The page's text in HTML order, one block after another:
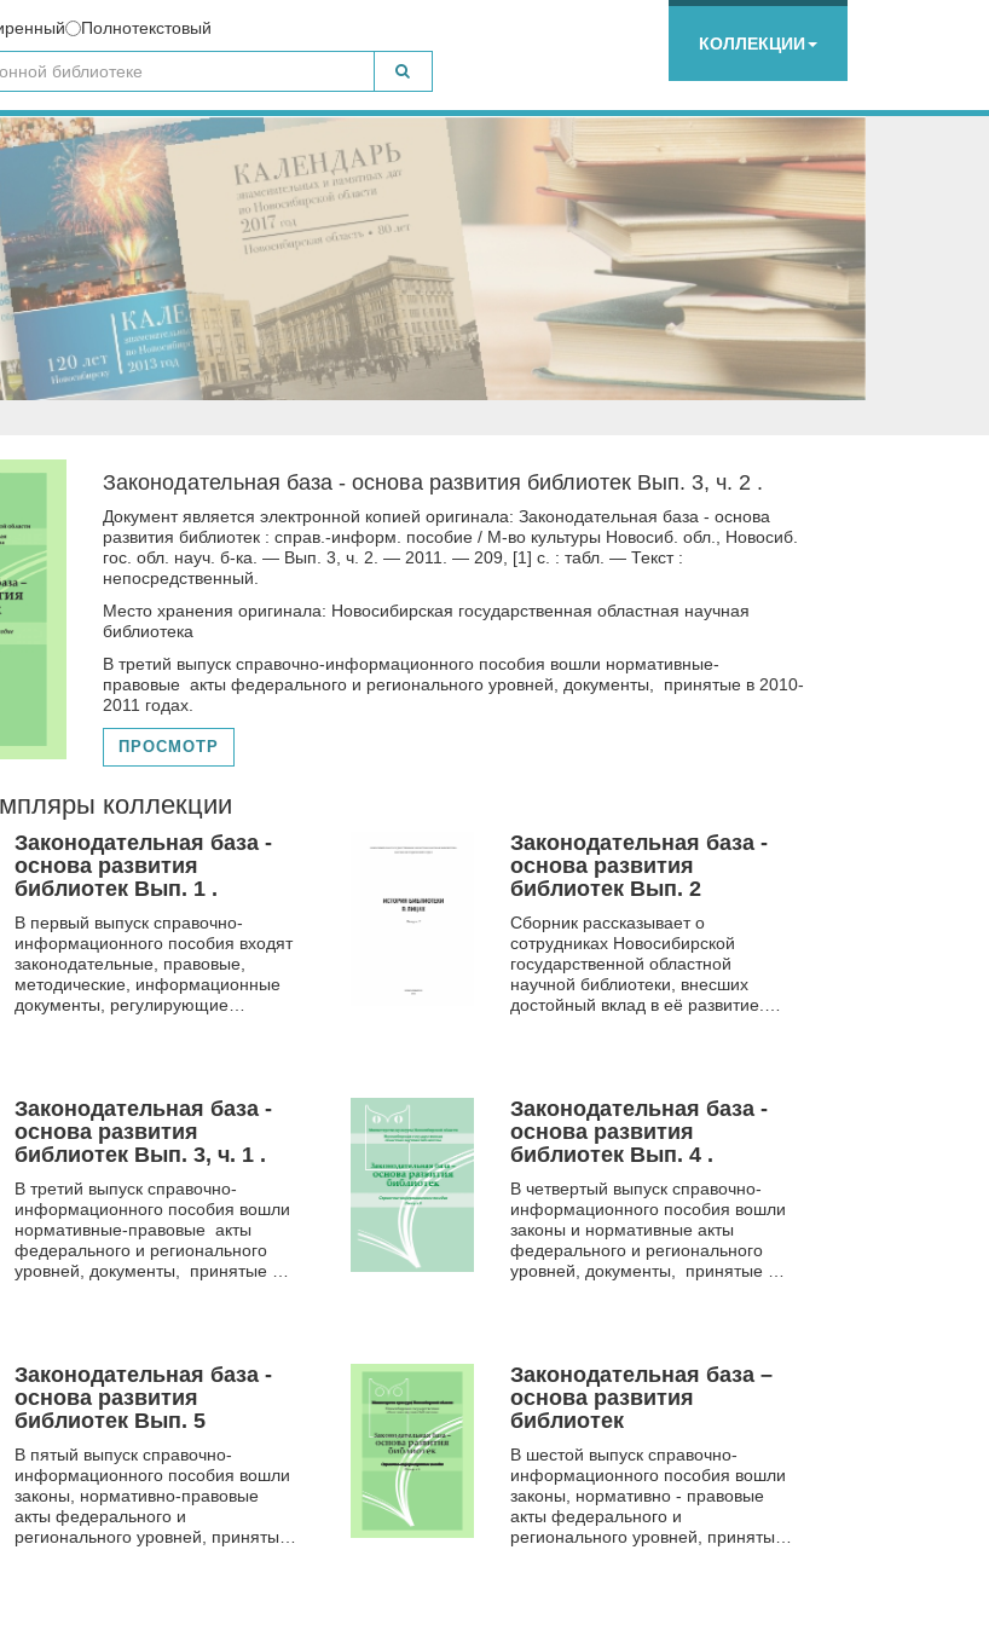
Полнотекстовый
КОЛЛЕКЦИИ
Законодательная база - основа развития библиотек Вып. 3, ч. 2 .
Документ является электронной копией оригинала: Законодательная база - основа
развития библиотек : справ.-информ. пособие / М-во культуры Новосиб. обл., Новосиб.
гос. обл. науч. б-ка. — Вып. 3, ч. 2. — 2011. — 209, [1] с. : табл. — Текст :
непосредственный.
Место хранения оригинала: Новосибирская государственная областная научная
библиотека
В третий выпуск справочно-информационного пособия вошли нормативные-
правовые акты федерального и регионального уровней, документы, принятые в 2010-
2011 годах.
ПРОСМОТР
коллекции
Законодательная база -
основа развития
библиотек Вып. 1 .
В первый выпуск справочно-
информационного пособия входят
законодательные, правовые,
методические, информационные
документы, регулирующие
Законодательная база -
основа развития
библиотек Вып. 2
Сборник рассказывает о
сотрудниках Новосибирской
государственной областной
научной библиотеки, внесших
достойный вклад в её развитие.
Законодательная база -
основа развития
библиотек Вып. 3, ч. 1 .
В третий выпуск справочно-
информационного пособия вошли
нормативные-правовые акты
федерального и регионального
уровней, документы, принятые в
Законодательная база -
основа развития
библиотек Вып. 4 .
В четвертый выпуск справочно-
информационного пособия вошли
законы и нормативные акты
федерального и регионального
уровней, документы, принятые в
Законодательная база -
основа развития
библиотек Вып. 5
В пятый выпуск справочно-
информационного пособия вошли
законы, нормативно-правовые
акты федерального и
регионального уровней, принятые
Законодательная база –
основа развития
библиотек
В шестой выпуск справочно-
информационного пособия вошли
законы, нормативно - правовые
акты федерального и
регионального уровней, принятые